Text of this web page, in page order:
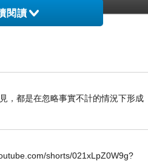
閱讀
，都是在忽略事實不計的情況下形成
shorts/021xLpZ0W9g?